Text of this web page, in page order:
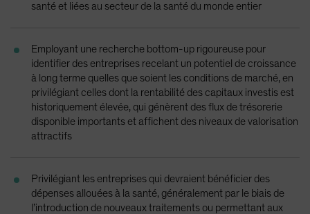
Sweden
Taiwan - 台灣
UK
United States (US Citizens)
US (Non-US Citizens/NRC)
santé et liées au secteur de la santé du monde entier
Employant une recherche bottom-up rigoureuse pour
identifier des entreprises recelant un potentiel de croissance
à long terme quelles que soient les conditions de marché, en
privilégiant celles dont la rentabilité des capitaux investis est
historiquement élevée, qui génèrent des flux de trésorerie
disponible importants et affichent des niveaux de valorisation
attractifs
Privilégiant les entreprises qui devraient bénéficier des
dépenses allouées à la santé, généralement par le biais de
l’introduction de nouveaux traitements ou permettant aux